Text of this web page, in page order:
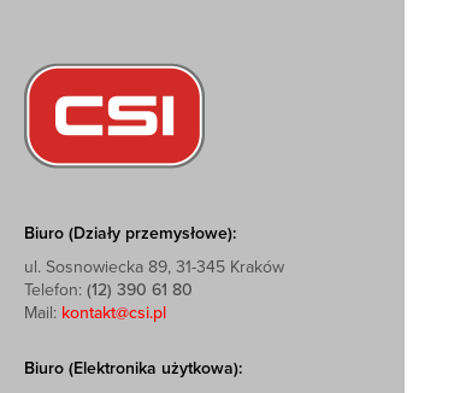
Biuro (Działy przemysłowe):
ul. Sosnowiecka 89, 31-345 Kraków
Telefon: (12) 390 61 80
Mail: kontakt@csi.pl
Biuro (Elektronika użytkowa):